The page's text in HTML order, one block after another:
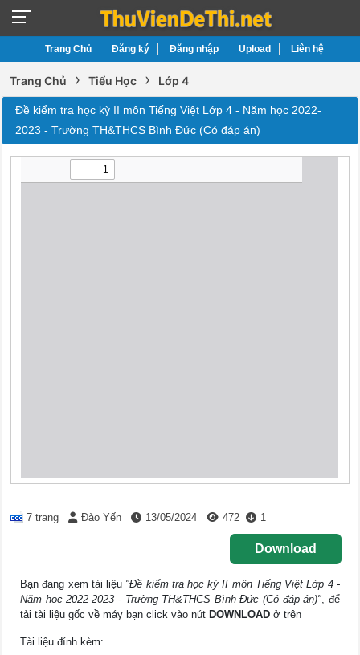
Trang Chủ Đăng ký Đăng nhập Upload Liên hệ
Trang Chủ › Tiểu Học › Lớp 4
Đề kiểm tra học kỳ II môn Tiếng Việt Lớp 4 - Năm học 2022-
2023 - Trường TH&THCS Bình Đức (Có đáp án)
7 trang Đào Yến 13/05/2024 472 1
Download
Bạn đang xem tài liệu "Đề kiểm tra học kỳ II môn Tiếng Việt Lớp 4 -
Năm học 2022-2023 - Trường TH&THCS Bình Đức (Có đáp án)", để
tải tài liệu gốc về máy bạn click vào nút DOWNLOAD ở trên
Tài liệu đính kèm: